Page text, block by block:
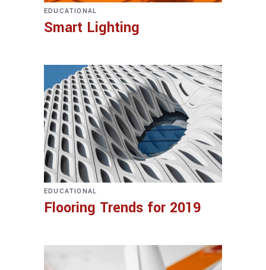
EDUCATIONAL
Smart Lighting
EDUCATIONAL
Flooring Trends for 2019